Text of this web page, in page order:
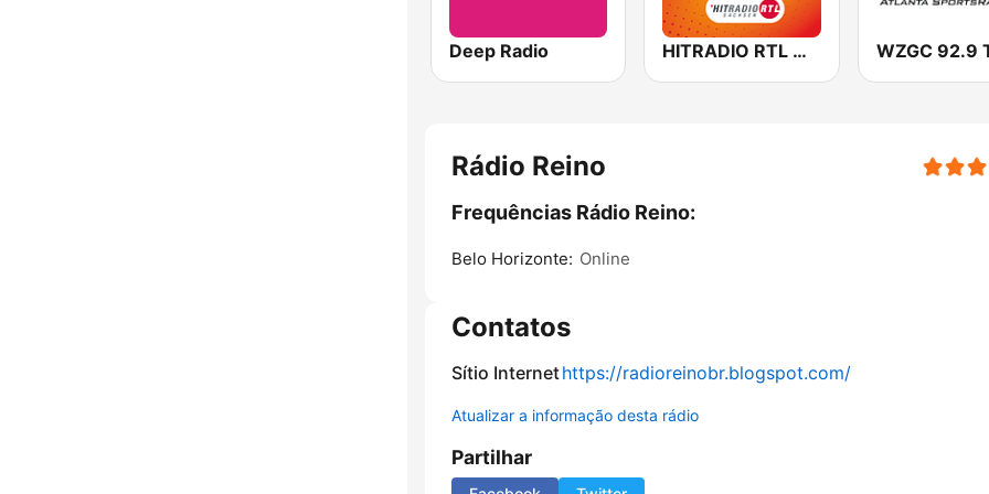
Deep Radio HITRADIO RTL Weihnachtsradio
Rádio Reino
Frequências Rádio Reino:
Belo Horizonte: Online
Contatos
Sítio Internethttps://radioreinobr.blogspot.com/
Atualizar a informação desta rádio
Partilhar